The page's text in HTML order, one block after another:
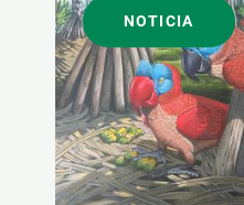
NOTICIA